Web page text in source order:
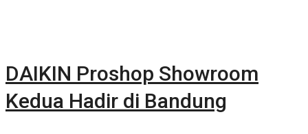
DAIKIN Proshop Showroom
Kedua Hadir di Bandung